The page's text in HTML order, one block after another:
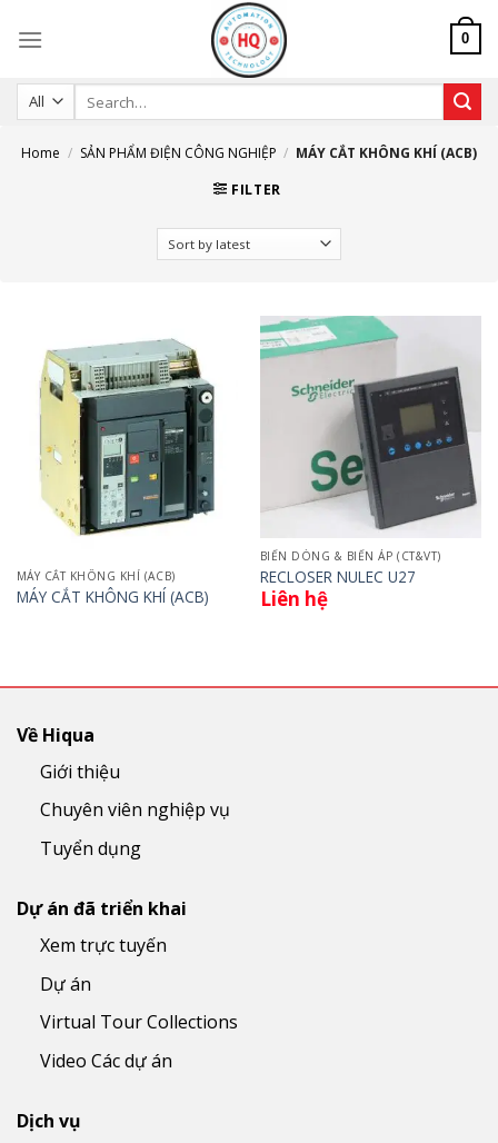
0
for:
Home / SẢN PHẨM ĐIỆN CÔNG NGHIỆP / MÁY CẮT KHÔNG KHÍ (ACB)
FILTER
MÁY CẮT KHÔNG KHÍ (ACB)
MÁY CẮT KHÔNG KHÍ (ACB)
BIẾN DÒNG & BIẾN ÁP (CT&VT)
RECLOSER NULEC U27
Liên hệ
Về Hiqua
Giới thiệu
Chuyên viên nghiệp vụ
Tuyển dụng
Dự án đã triển khai
Xem trực tuyến
Dự án
Virtual Tour Collections
Video Các dự án
Dịch vụ